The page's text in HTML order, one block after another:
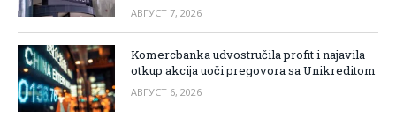
АВГУСТ 7, 2026
Komercbanka udvostručila profit i najavila
otkup akcija uoči pregovora sa Unikreditom
АВГУСТ 6, 2026